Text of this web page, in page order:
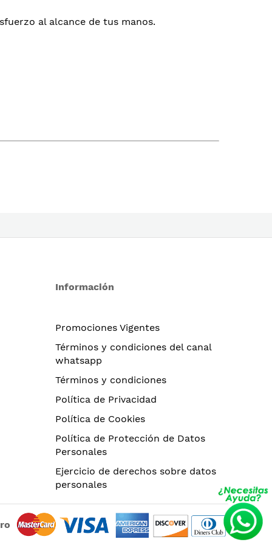
al alcance de tus manos.
Información
Promociones Vigentes
Términos y condiciones del canal
whatsapp
Términos y condiciones
Política de Privacidad
Política de Cookies
Política de Protección de Datos
Personales
Ejercicio de derechos sobre datos
personales